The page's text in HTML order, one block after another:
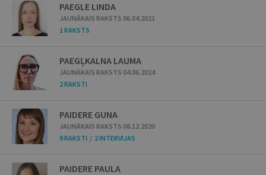
PAEGLE LINDA
JAUNĀKAIS RAKSTS 06.04.2021
1 RAKSTS
PAEGĻKALNA LAUMA
JAUNĀKAIS RAKSTS 04.06.2024
2 RAKSTI
PAIDERE GUNA
JAUNĀKAIS RAKSTS 08.12.2020
9 RAKSTI / 2 INTERVIJAS
PAIDERE PAULA